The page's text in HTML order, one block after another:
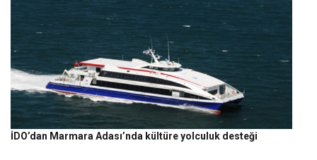
İDO’dan Marmara Adası’nda kültüre yolculuk desteği